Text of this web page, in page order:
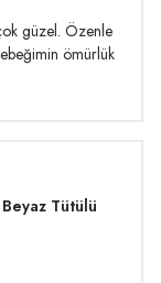
güzel. Özenle
ömürlük
Tütülü